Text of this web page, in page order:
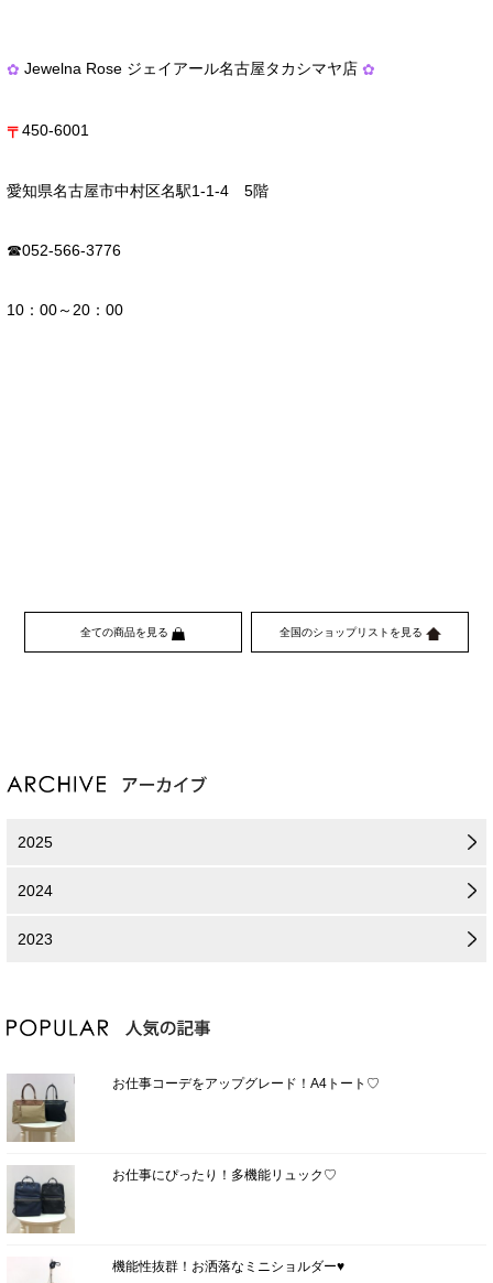
✿ Jewelna Rose ジェイアール名古屋タカシマヤ店 ✿
〒450-6001
愛知県名古屋市中村区名駅1-1-4 5階
☎052-566-3776
10：00～20：00
全ての商品を見る 全国のショップリストを見る
2025
2024
2023
お仕事コーデをアップグレード！A4トート♡
お仕事にぴったり！多機能リュック♡
機能性抜群！お洒落なミニショルダー♥